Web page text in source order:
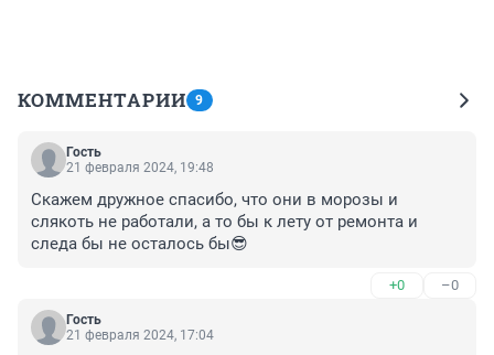
КОММЕНТАРИИ 9
Гость
21 февраля 2024, 19:48
Скажем дружное спасибо, что они в морозы и
слякоть не работали, а то бы к лету от ремонта и
следа бы не осталось бы😎
+0 –0
Гость
21 февраля 2024, 17:04